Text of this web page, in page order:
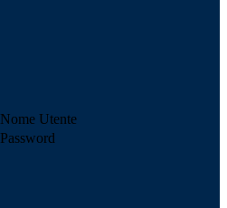
Nome Utente
Password